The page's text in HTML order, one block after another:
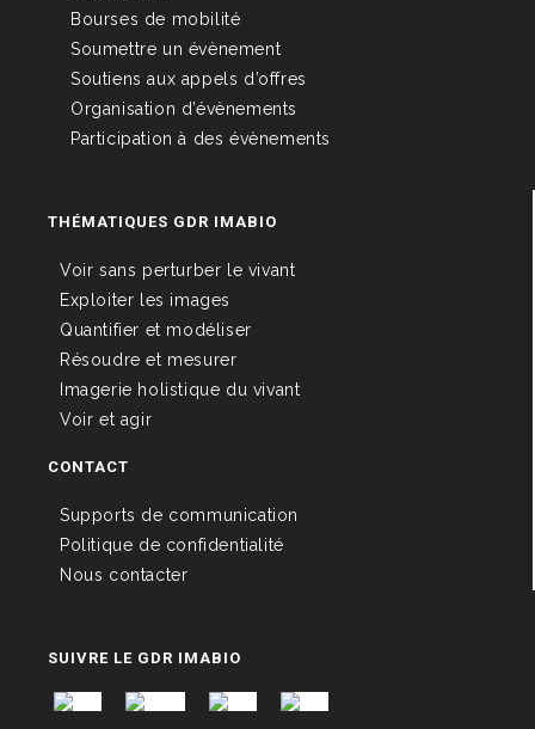
Bourses de mobilité
Soumettre un évènement
Soutiens aux appels d’offres
Organisation d’évènements
Participation à des évènements
THÉMATIQUES GDR IMABIO
Voir sans perturber le vivant
Exploiter les images
Quantifier et modéliser
Résoudre et mesurer
Imagerie holistique du vivant
Voir et agir
CONTACT
Supports de communication
Politique de confidentialité
Nous contacter
SUIVRE LE GDR IMABIO